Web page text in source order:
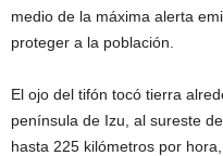
medio de la máxima alerta
proteger a la población.
El ojo del tifón tocó tierra
península de Izu, al sureste
hasta 225 kilómetros por